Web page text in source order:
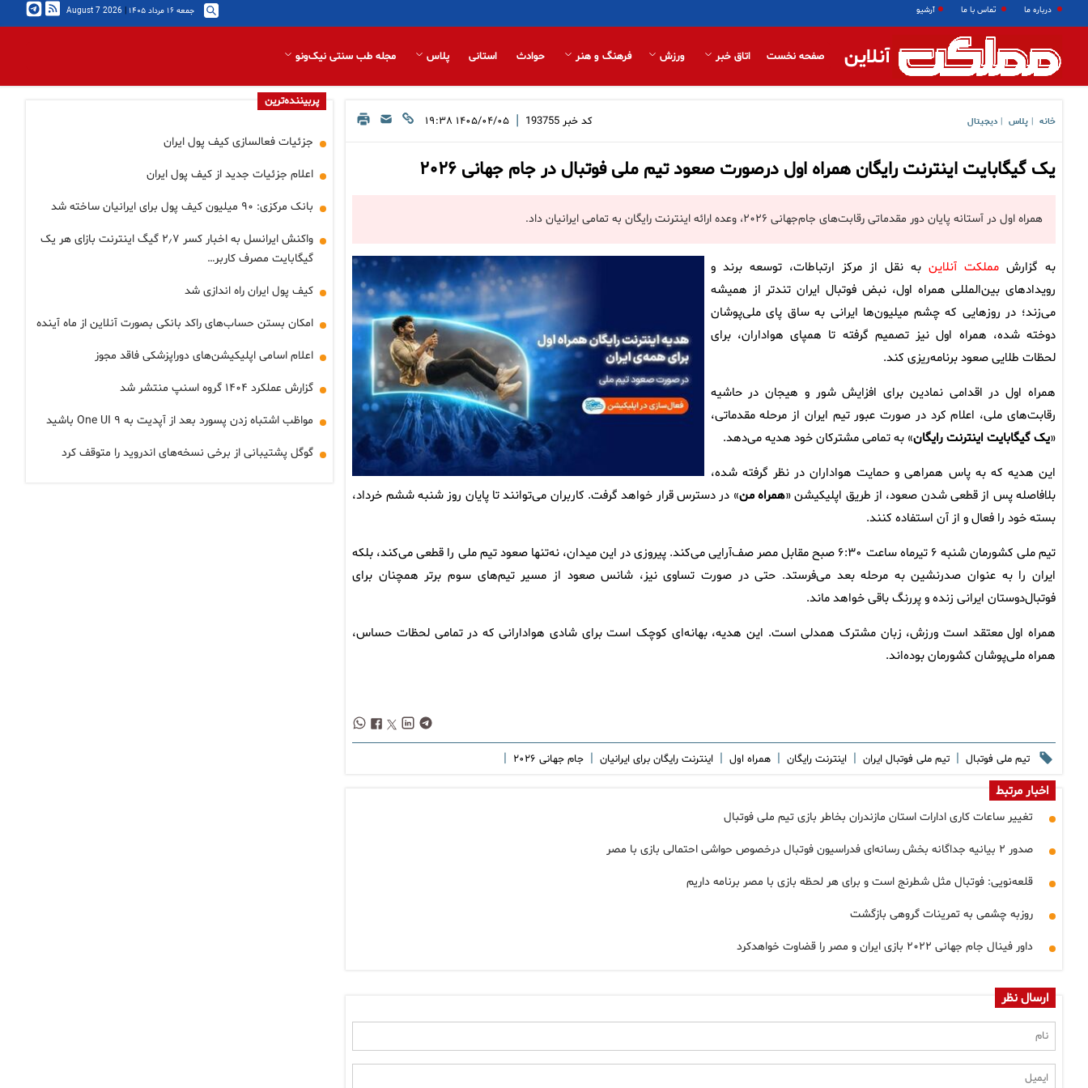
درباره ما تماس با ما آرشیو جمعه ۱۶ مرداد ۱۴۰۵ |
2026 August 7
آنلاین صفحه نخست اتاق خبر ورزش فرهنگ و هنر حوادث استانی پلاس مجله طب سنتی نیک‌ونو
خانه پلاس دیجیتال کد خبر 193755
| ۱۴۰۵/۰۴/۰۵ ۱۹:۳۸
یک گیگابایت اینترنت رایگان همراه اول درصورت صعود تیم ملی فوتبال در جام جهانی ۲۰۲۶
همراه اول در آستانه پایان دور مقدماتی رقابت‌های جام‌جهانی ۲۰۲۶، وعده ارائه اینترنت رایگان به تمامی ایرانیان داد.
به گزارشمملکت آنلاینبه نقل از مرکز ارتباطات، توسعه برند و
رویدادهای بین‌المللی همراه اول، نبض فوتبال ایران تندتر از همیشه
می‌زند؛ در روزهایی که چشم میلیون‌ها ایرانی به ساق پای ملی‌پوشان
دوخته شده، همراه اول نیز تصمیم گرفته تا همپای هواداران، برای
لحظات طلایی صعود برنامه‌ریزی کند.
همراه اول در اقدامی نمادین برای افزایش شور و هیجان در حاشیه
رقابت‌های ملی، اعلام کرد در صورت عبور تیم ایران از مرحله مقدماتی،
«یک گیگابایت اینترنت رایگان» به تمامی مشترکان خود هدیه می‌دهد.
این هدیه که به پاس همراهی و حمایت هواداران در نظر گرفته شده،
بلافاصله پس از قطعی شدن صعود، از طریق اپلیکیشن «همراه من» در دسترس قرار خواهد گرفت. کاربران می‌توانند تا پایان روز شنبه ششم خرداد،
بسته خود را فعال و از آن استفاده کنند.
تیم ملی کشورمان شنبه ۶ تیرماه ساعت ۶:۳۰ صبح مقابل مصر صف‌آرایی می‌کند. پیروزی در این میدان، نه‌تنها صعود تیم ملی را قطعی می‌کند، بلکه
ایران را به عنوان صدرنشین به مرحله بعد می‌فرستد. حتی در صورت تساوی نیز، شانس صعود از مسیر تیم‌های سوم برتر همچنان برای
فوتبال‌دوستان ایرانی زنده و پررنگ باقی خواهد ماند.
همراه اول معتقد است ورزش، زبان مشترک همدلی است. این هدیه، بهانه‌ای کوچک است برای شادی هوادارانی که در تمامی لحظات حساس،
همراه ملی‌پوشان کشورمان بوده‌اند.
تیم ملی فوتبال | تیم ملی فوتبال ایران | اینترنت رایگان | همراه اول | اینترنت رایگان برای ایرانیان | جام جهانی ۲۰۲۶ |
اخبار مرتبط
تغییر ساعات کاری ادارات استان مازندران بخاطر بازی تیم ملی فوتبال
صدور ۲ بیانیه جداگانه بخش رسانه‌ای فدراسیون فوتبال درخصوص حواشی احتمالی بازی با مصر
قلعه‌نویی: فوتبال مثل شطرنج است و برای هر لحظه بازی با مصر برنامه داریم
روزبه چشمی به تمرینات گروهی بازگشت
داور فینال جام جهانی ۲۰۲۲ بازی ایران و مصر را قضاوت خواهدکرد
ارسال نظر
پربیننده‌ترین
جزئیات فعالسازی کیف پول ایران
اعلام جزئیات جدید از کیف پول ایران
بانک مرکزی: ۹۰ میلیون کیف پول برای ایرانیان ساخته شد
واکنش ایرانسل به اخبار کسر ۲٫۷ گیگ اینترنت بازای هر یک
گیگابایت مصرف کاربر…
کیف پول ایران راه اندازی شد
امکان بستن حساب‌های راکد بانکی بصورت آنلاین از ماه آینده
اعلام اسامی اپلیکیشن‌های دوراپزشکی فاقد مجوز
گزارش عملکرد ۱۴۰۴ گروه اسنپ منتشر شد
مواظب اشتباه زدن پسورد بعد از آپدیت به One UI ۹ باشید
گوگل پشتیبانی از برخی نسخه‌های اندروید را متوقف کرد